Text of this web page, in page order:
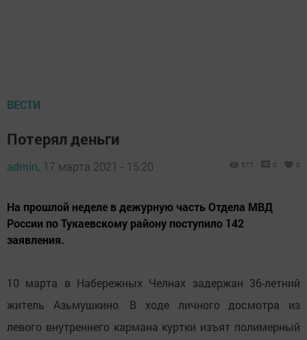
ВЕСТИ
Потерял деньги
admin, 17 марта 2021 - 15:20 577 0 0
На прошлой неделе в дежурную часть Отдела МВД
России по Тукаевскому району поступило 142
заявления.
10 марта в Набережных Челнах задержан 36-летний
житель Азьмушкино. В ходе личного досмотра из
левого внутреннего кармана куртки изъят полимерный